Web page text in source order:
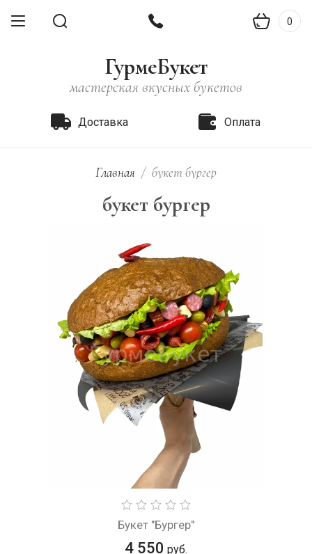
0
ГурмеБукет
мастерская вкусных букетов
Доставка Оплата
Главная / букет бургер
букет бургер
Букет "Бургер"
4 550 руб.